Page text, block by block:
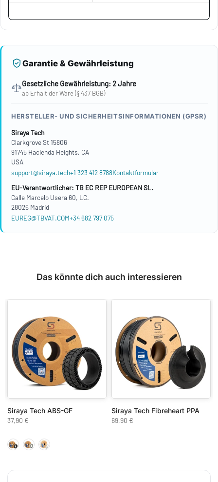
Garantie & Gewährleistung
Gesetzliche Gewährleistung: 2 Jahre
ab Erhalt der Ware (§ 437 BGB)
HERSTELLER- UND SICHERHEITSINFORMATIONEN (GPSR)
Siraya Tech
Clarkgrove St 15806
91745 Hacienda Heights, CA
USA
support@siraya.tech+1 323 412 8788Kontaktformular
EU-Verantwortlicher: TB EC REP EUROPEAN SL.
Calle Marcelo Usera 60, LC.
28026 Madrid
EUREG@TBVAT.COM+34 682 797 075
Das könnte dich auch interessieren
Siraya Tech ABS-GF
37,90 €
Siraya Tech Fibreheart PPA
69,90 €